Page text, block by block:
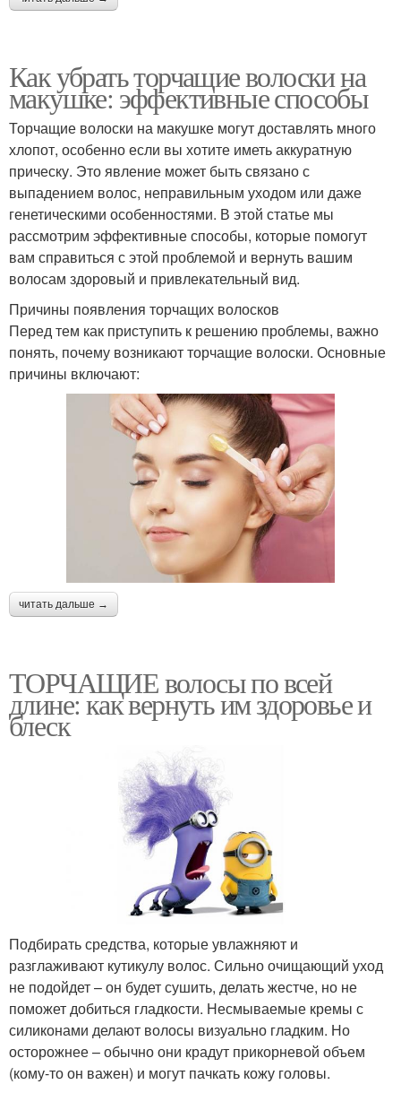
Как убрать торчащие волоски на
макушке: эффективные способы
Торчащие волоски на макушке могут доставлять много
хлопот, особенно если вы хотите иметь аккуратную
прическу. Это явление может быть связано с
выпадением волос, неправильным уходом или даже
генетическими особенностями. В этой статье мы
рассмотрим эффективные способы, которые помогут
вам справиться с этой проблемой и вернуть вашим
волосам здоровый и привлекательный вид.
Причины появления торчащих волосков
Перед тем как приступить к решению проблемы, важно
понять, почему возникают торчащие волоски. Основные
причины включают:
читать дальше →
ТОРЧАЩИЕ волосы по всей
длине: как вернуть им здоровье и
блеск
Подбирать средства, которые увлажняют и
разглаживают кутикулу волос. Сильно очищающий уход
не подойдет – он будет сушить, делать жестче, но не
поможет добиться гладкости. Несмываемые кремы с
силиконами делают волосы визуально гладким. Но
осторожнее – обычно они крадут прикорневой объем
(кому-то он важен) и могут пачкать кожу головы.